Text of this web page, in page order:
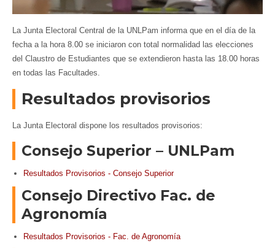
La Junta Electoral Central de la UNLPam informa que en el día de la
fecha a la hora 8.00 se iniciaron con total normalidad las elecciones
del Claustro de Estudiantes que se extendieron hasta las 18.00 horas
en todas las Facultades.
Resultados provisorios
La Junta Electoral dispone los resultados provisorios:
Consejo Superior – UNLPam
Resultados Provisorios - Consejo Superior
Consejo Directivo Fac. de
Agronomía
Resultados Provisorios - Fac. de Agronomía